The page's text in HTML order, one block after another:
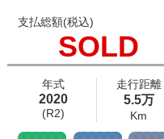
支払総額(税込)
SOLD
年式
2020
(R2)
走行距離
5.5万
Km